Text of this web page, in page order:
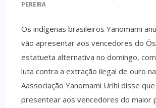
PEREIRA
Os indígenas brasileiros Yanomami
vão apresentar aos vencedores do
estatueta alternativa no domingo,
luta contra a extração ilegal de ouro
Aassociação Yanomami Urihi disse
presentear aos vencedores do maior